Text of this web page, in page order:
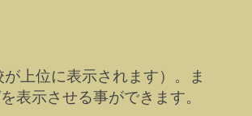
上位に表示されます）。ま
表示させる事ができます。